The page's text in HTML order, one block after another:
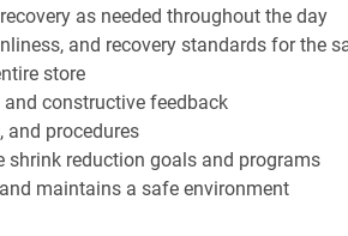
as needed throughout the day
and recovery standards for the
store
constructive feedback
and procedures
reduction goals and programs
maintains a safe environment